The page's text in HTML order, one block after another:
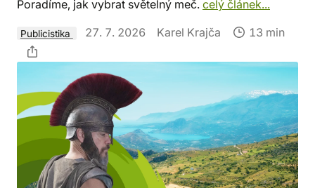
Poradíme, jak vybrat světelný meč. celý článek...
Publicistika 27. 7. 2026 Karel Krajča 13 min